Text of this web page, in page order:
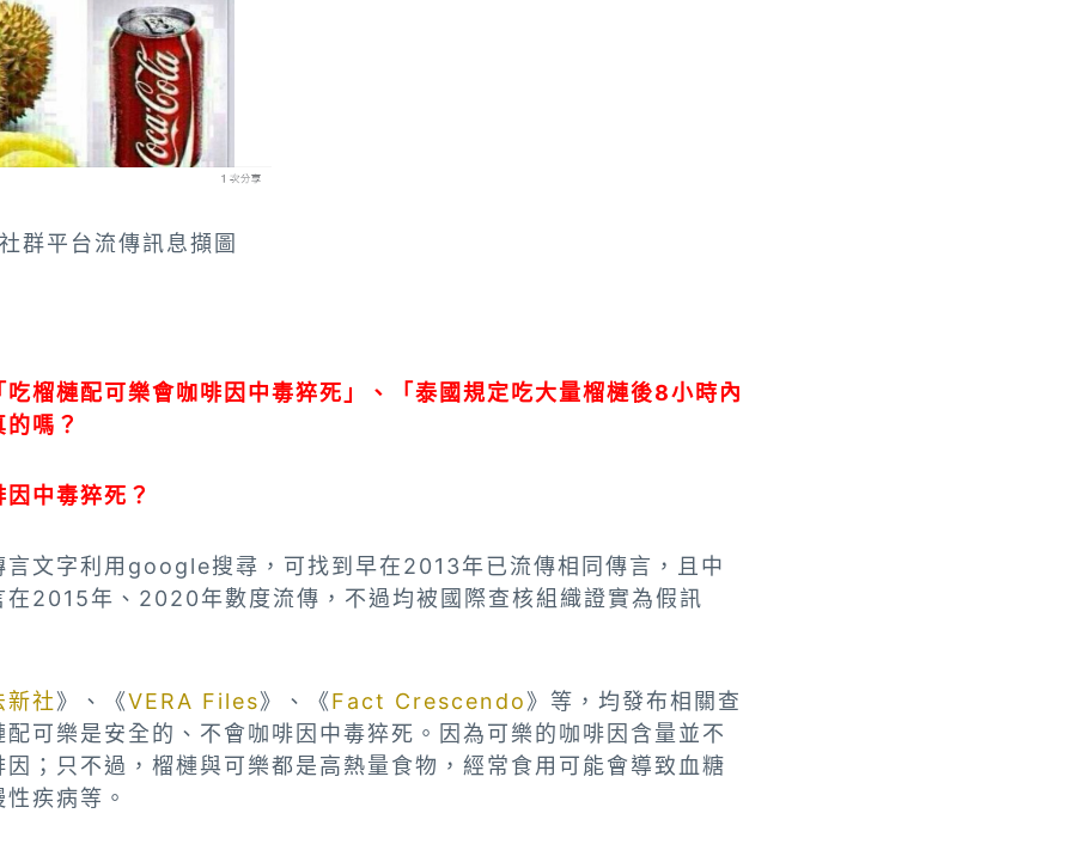
群平台流傳訊息擷圖
榴槤配可樂會咖啡因中毒猝死」、「泰國規定吃大量榴槤後8小時內
嗎？
中毒猝死？
言文字利用google搜尋，可找到早在2013年已流傳相同傳言，且中
在2015年、2020年數度流傳，不過均被國際查核組織證實為假訊
新社》、《VERA Files》、《Fact Crescendo》等，均發布相關查
可樂是安全的、不會咖啡因中毒猝死。因為可樂的咖啡因含量並不
；只不過，榴槤與可樂都是高熱量食物，經常食用可能會導致血糖
疾病等。